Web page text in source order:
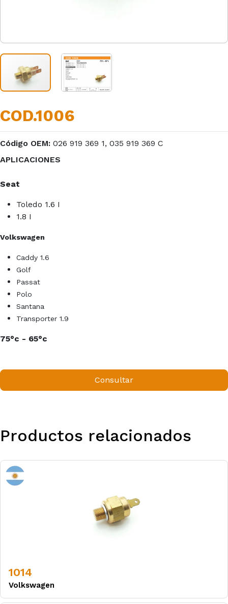
COD.1006
Código OEM: 026 919 369 1, 035 919 369 C
APLICACIONES
Seat
Toledo 1.6 I
1.8 I
Volkswagen
Caddy 1.6
Golf
Passat
Polo
Santana
Transporter 1.9
75°c - 65°c
Consultar
Productos relacionados
1014
Volkswagen